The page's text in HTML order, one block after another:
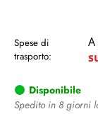
Spese di
trasporto:
Disponibile
Spedito in 8 giorni